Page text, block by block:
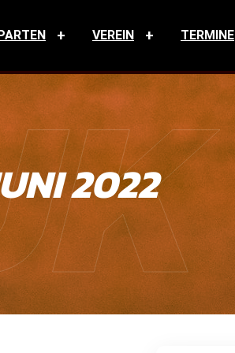
VEREIN TERMINE
2022